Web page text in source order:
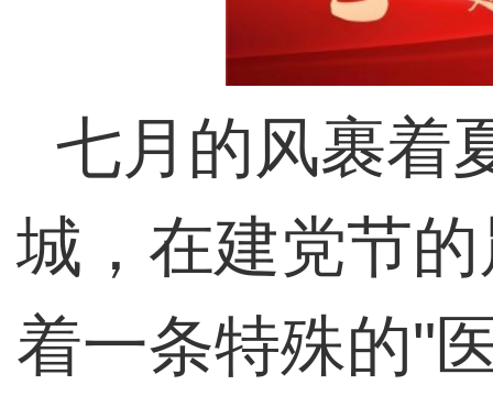
七月的风裹着
城，在建党节
着一条特殊的"